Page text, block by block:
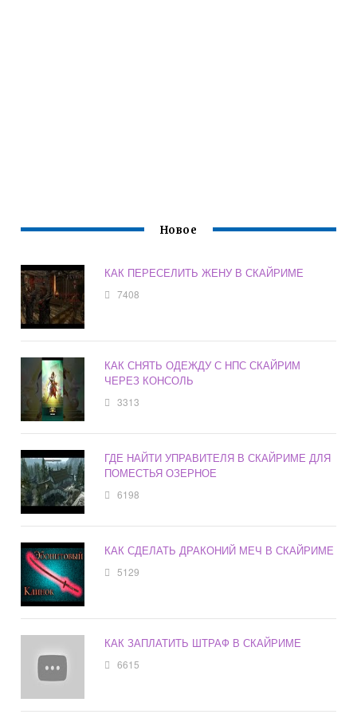
Новое
КАК ПЕРЕСЕЛИТЬ ЖЕНУ В СКАЙРИМЕ
7408
КАК СНЯТЬ ОДЕЖДУ С НПС СКАЙРИМ
ЧЕРЕЗ КОНСОЛЬ
3313
ГДЕ НАЙТИ УПРАВИТЕЛЯ В СКАЙРИМЕ ДЛЯ
ПОМЕСТЬЯ ОЗЕРНОЕ
6198
КАК СДЕЛАТЬ ДРАКОНИЙ МЕЧ В СКАЙРИМЕ
5129
КАК ЗАПЛАТИТЬ ШТРАФ В СКАЙРИМЕ
6615